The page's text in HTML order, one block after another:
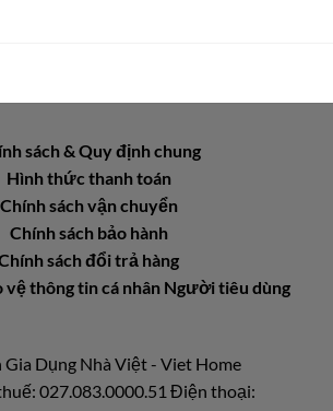
sách & Quy định chung
Hình thức thanh toán
Chính sách vận chuyển
Chính sách bảo hành
sách đổi trả hàng
vệ thông tin cá nhân Người tiêu dùng
Dụng Nhà Việt - Viet Home
027.083.0000.51 Điện thoại: